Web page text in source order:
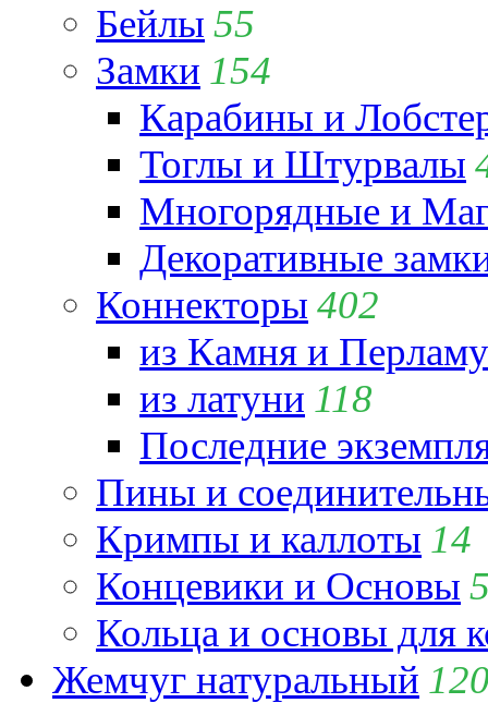
Бейлы 55
Замки 154
Карабины и
Тоглы и Штурвалы
Многорядные и
Декоративные
Коннекторы 402
из Камня и
из латуни 118
Последние
Пины и
Кримпы и каллоты 14
Концевики и Основы
Кольца и основы для
Жемчуг натуральный